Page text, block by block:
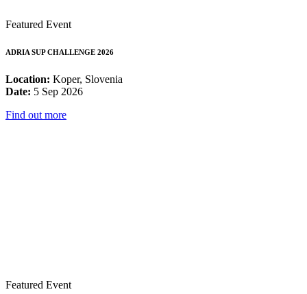
Featured Event
ADRIA SUP CHALLENGE 2026
Location: Koper, Slovenia
Date: 5 Sep 2026
Find out more
Featured Event